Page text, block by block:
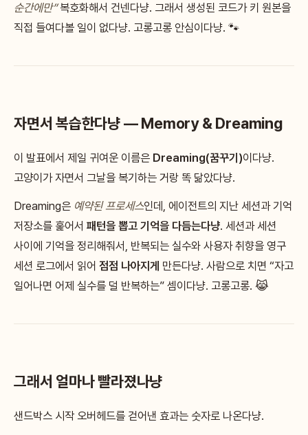
순간에만”복호화해서 건넨다냥. 그래서 생성된 코드가 키 원본을
직접 들여다볼 일이 없다냥. 고롱고롱 안심이다냥. 🐾
자면서 복습한다냥 — Memory & Dreaming
이 발표에서 제일 귀여운 이름은 Dreaming(꿈꾸기)이다냥.
고양이가 자면서 그날을 복기하는 거랑 똑 닮았다냥.
Dreaming은 예약된 프로세스인데, 에이전트의 지난 세션과 기억
저장소를 훑어서 패턴을 뽑고 기억을 다듬는다냥. 세션과 세션
사이에 기억을 정리해줘서, 반복되는 실수와 사용자 취향을 영구
세션 로그에서 읽어 점점 나아지게 만든다냥. 사람으로 치면 “자고
일어나면 어제 실수를 덜 반복하는” 셈이다냥. 고롱고롱. 😹
그래서 얼마나 빨라졌나냥
샌드박스 시작 오버헤드를 걷어낸 효과는 숫자로 나온다냥.